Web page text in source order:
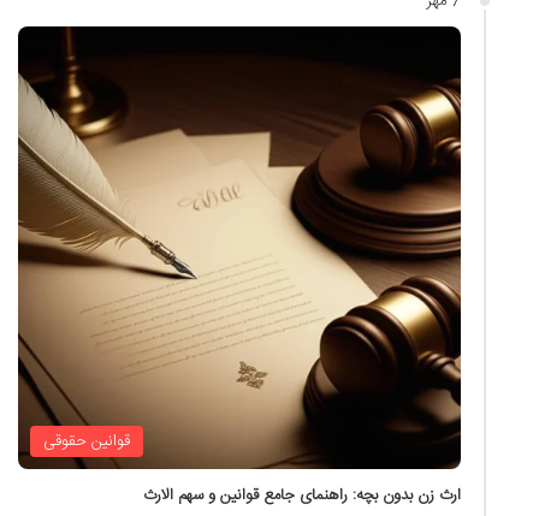
قوانین حقوقی
ارث زن بدون بچه: راهنمای جامع قوانین و سهم الارث